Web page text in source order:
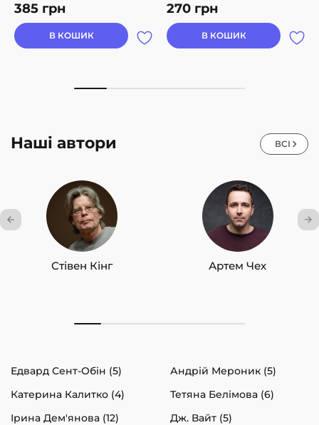
385 грн
В КОШИК
270 грн
В КОШИК
Наші автори ВСІ
Стівен Кінг Артем Чех
Едвард Сент-Обін (5)
Андрій Мероник (5)
Катерина Калитко (4)
Тетяна Белімова (6)
Ірина Дем'янова (12)
Дж. Вайт (5)